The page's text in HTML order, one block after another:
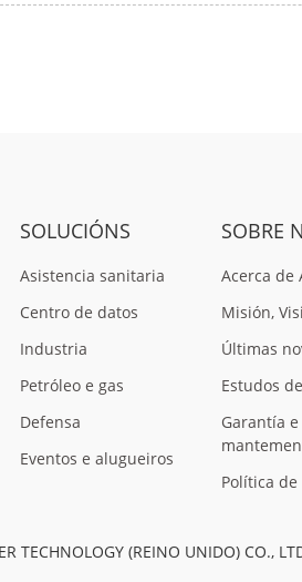
SOLUCIÓNS
Asistencia sanitaria
Centro de datos
Industria
Petróleo e gas
Defensa
Eventos e alugueiros
SOBRE
Acerca de
Misión,
Últimas
Estudos
Garantía e
Política
TECHNOLOGY (REINO UNIDO) CO.,